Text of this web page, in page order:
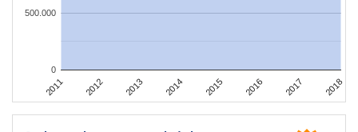
2011 2012 2013 2014 2015 2016 2017 2018
0
500.000